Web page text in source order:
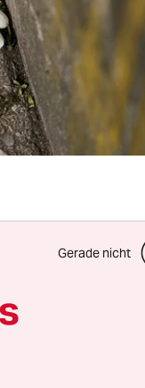
Gerade nicht